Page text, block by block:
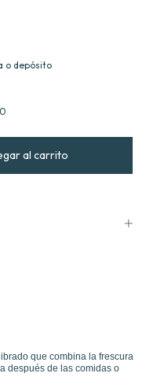
o depósito
que combina la frescura
después de las comidas o